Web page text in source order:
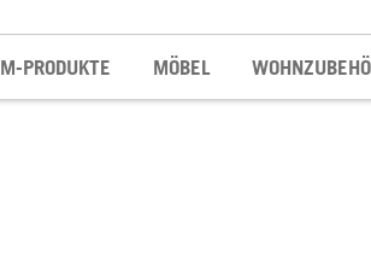
M-PRODUKTE MÖBEL